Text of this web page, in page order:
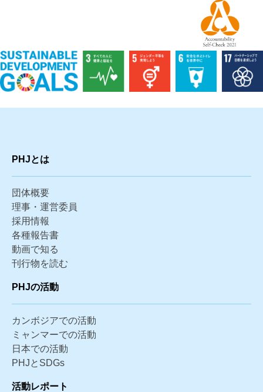
PHJとは
団体概要
理事・運営委員
採用情報
各種報告書
動画で知る
刊行物を読む
PHJの活動
カンボジアでの活動
ミャンマーでの活動
日本での活動
PHJとSDGs
活動レポート